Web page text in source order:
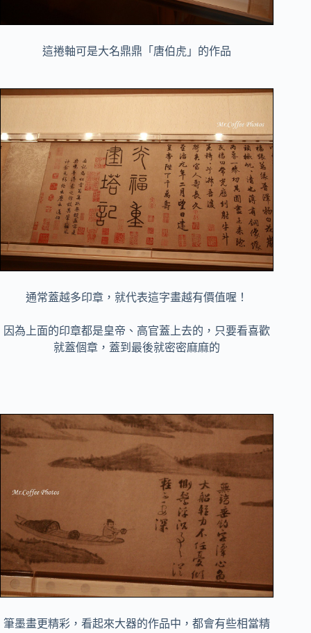
這捲軸可是大名鼎鼎「唐伯虎」的作品
通常蓋越多印章，就代表這字畫越有價值喔！
因為上面的印章都是皇帝、高官蓋上去的，只要看喜歡
就蓋個章，蓋到最後就密密麻麻的
筆墨畫更精彩，看起來大器的作品中，都會有些相當精